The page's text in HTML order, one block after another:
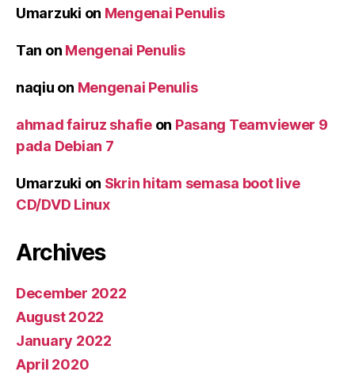
Umarzuki on Mengenai Penulis
Tan on Mengenai Penulis
naqiu on Mengenai Penulis
ahmad fairuz shafieon Pasang Teamviewer 9
pada Debian 7
Umarzuki on Skrin hitam semasa boot live
CD/DVD Linux
Archives
December 2022
August 2022
January 2022
April 2020